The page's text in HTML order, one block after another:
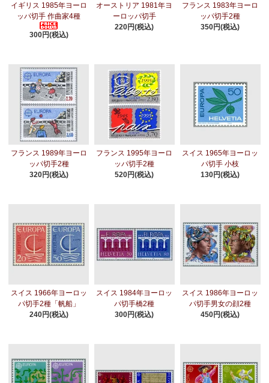
イギリス 1985年ヨーロ
ッパ切手 作曲家4種
300円(税込)
オーストリア 1981年ヨ
ーロッパ切手
220円(税込)
フランス 1983年ヨーロ
ッパ切手2種
350円(税込)
フランス 1989年ヨーロ
ッパ切手2種
320円(税込)
フランス 1995年ヨーロ
ッパ切手2種
520円(税込)
スイス 1965年ヨーロッ
パ切手 小枝
130円(税込)
スイス 1966年ヨーロッ
パ切手2種「帆船」
240円(税込)
スイス 1984年ヨーロッ
パ切手橋2種
300円(税込)
スイス 1986年ヨーロッ
パ切手男女の顔2種
450円(税込)